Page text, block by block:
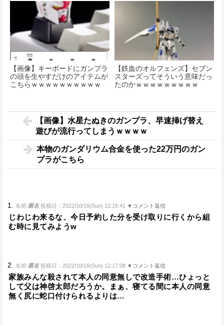
【画像】キーボードにガンプラ
の頭を生やすだけのアイテムが
こちらｗｗｗｗｗｗｗｗｗｗ
【鉄血のオルフェンズ】セブン
スターズってそういう意味だっ
たのかｗｗｗｗｗｗｗｗｗ
【画像】水星たぬきのガンプラ、早速挿げ替え
遊びが流行ってしまうｗｗｗｗ
本物のガンダリウム合金を使った22万円のガン
プラがこちら
1. 名前:匿名 投稿日：2022/10/16(Sun) 12:16:41 ▼コメント返信
じわじわ来るな、今日予約した分を受け取りに行くから組
む時に見てみようw
2. 名前:匿名 投稿日：2022/10/16(Sun) 12:17:08 ▼コメント返信
家族みんな殺されて本人の同意無しで改造手術…ひょっと
して父は神啓太郎だろうか。まぁ、寝てる間に本人の同意
無く尻に蛇口付けられるよりは…